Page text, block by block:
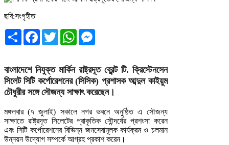
ছবি:সংগৃহীত
Share Facebook
TwitterWhatsApp
বাংলাদেশে নিযুক্ত মার্কিন রাষ্ট্রদূত ব্রেন্ট টি. ক্রিস্টেনসেন
সিলেট সিটি কর্পোরেশনের (সিসিক) প্রশাসক আব্দুল কাইয়ুম
চৌধুরীর সঙ্গে সৌজন্য সাক্ষাৎ করেছেন।
মঙ্গলবার (৭ জুলাই) সকালে নগর ভবনে অনুষ্ঠিত এ সৌজন্য
সাক্ষাতে রাষ্ট্রদূত সিলেটের প্রাকৃতিক সৌন্দর্যের প্রশংসা করেন
এবং সিটি কর্পোরেশনের বিভিন্ন জনসেবামূলক কার্যক্রম ও চলমান
উন্নয়ন উদ্যোগ সম্পর্কে আগ্রহ প্রকাশ করেন।